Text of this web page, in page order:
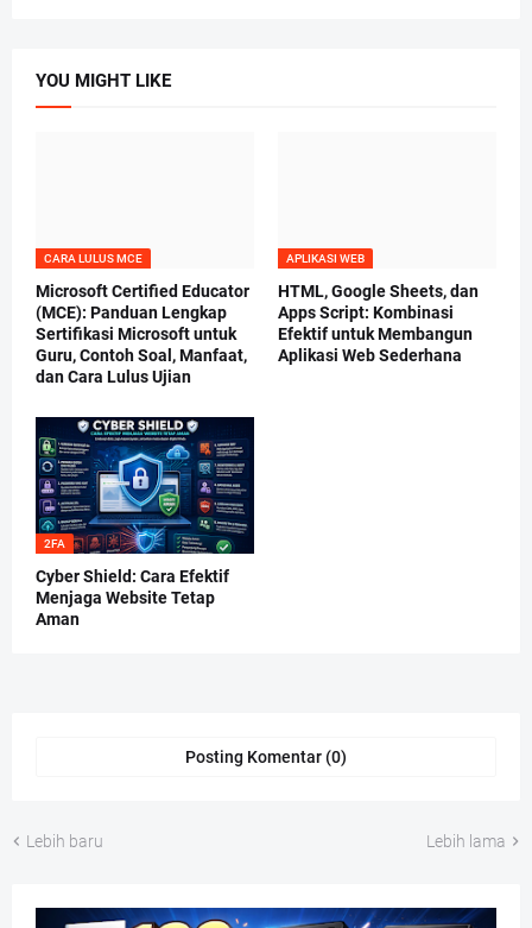
YOU MIGHT LIKE
CARA LULUS MCE
Microsoft Certified Educator
(MCE): Panduan Lengkap
Sertifikasi Microsoft untuk
Guru, Contoh Soal, Manfaat,
dan Cara Lulus Ujian
APLIKASI WEB
HTML, Google Sheets, dan
Apps Script: Kombinasi
Efektif untuk Membangun
Aplikasi Web Sederhana
2FA
Cyber Shield: Cara Efektif
Menjaga Website Tetap
Aman
Posting Komentar (0)
Lebih baru Lebih lama